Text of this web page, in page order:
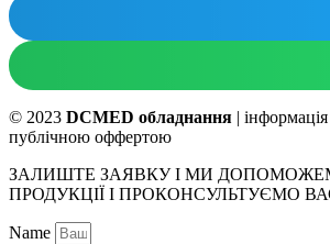
© 2023 DCMED обладнання |
публічною оффертою
ЗАЛИШТЕ ЗАЯВКУ І МИ
ПРОДУКЦІЇ І ПРОКОНСУЛЬТУЄМО
Name